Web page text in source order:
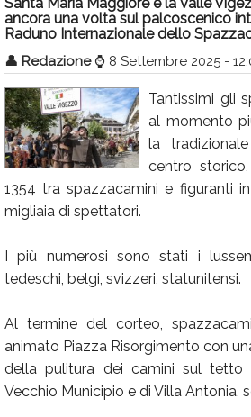
Eventi
Info Utili
Rubriche
Calendario
Annunci
ancora una volta sul palcoscenico
Raduno Internazionale dello
👤 Redazione ⌚ 8 Settembre 2025 -
Tantissimi gli
al momento
la
centro
1354 tra spazzacamini e figuranti
migliaia di spettatori.
I più numerosi sono stati i
tedeschi, belgi, svizzeri, statunitensi.
Al termine del corteo,
animato Piazza Risorgimento con
della pulitura dei camini sul tetto
Vecchio Municipio e di Villa Antonia,